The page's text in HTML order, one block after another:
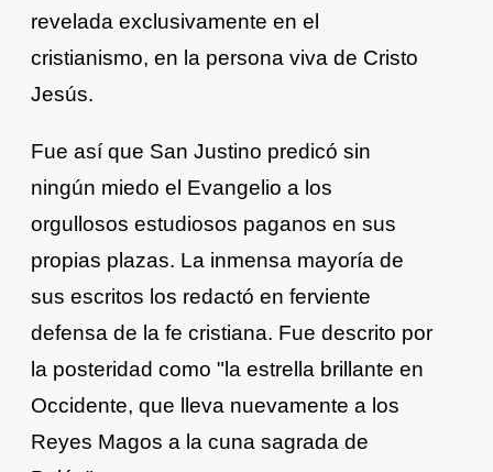
revelada exclusivamente en el
cristianismo, en la persona viva de Cristo
Jesús.
Fue así que San Justino predicó sin
ningún miedo el Evangelio a los
orgullosos estudiosos paganos en sus
propias plazas. La inmensa mayoría de
sus escritos los redactó en ferviente
defensa de la fe cristiana. Fue descrito por
la posteridad como "la estrella brillante en
Occidente, que lleva nuevamente a los
Reyes Magos a la cuna sagrada de